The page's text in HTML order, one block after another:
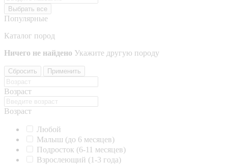
Выбрать все
Популярные
Каталог пород
Ничего не найдено Укажите другую породу
Сбросить Применить
Возраст
Возраст
Любой
Малыш (до 6 месяцев)
Подросток (6-11 месяцев)
Взрослеющий (1-3 года)